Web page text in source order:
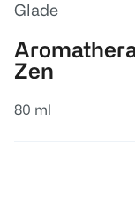
Glade
Zen
80 ml